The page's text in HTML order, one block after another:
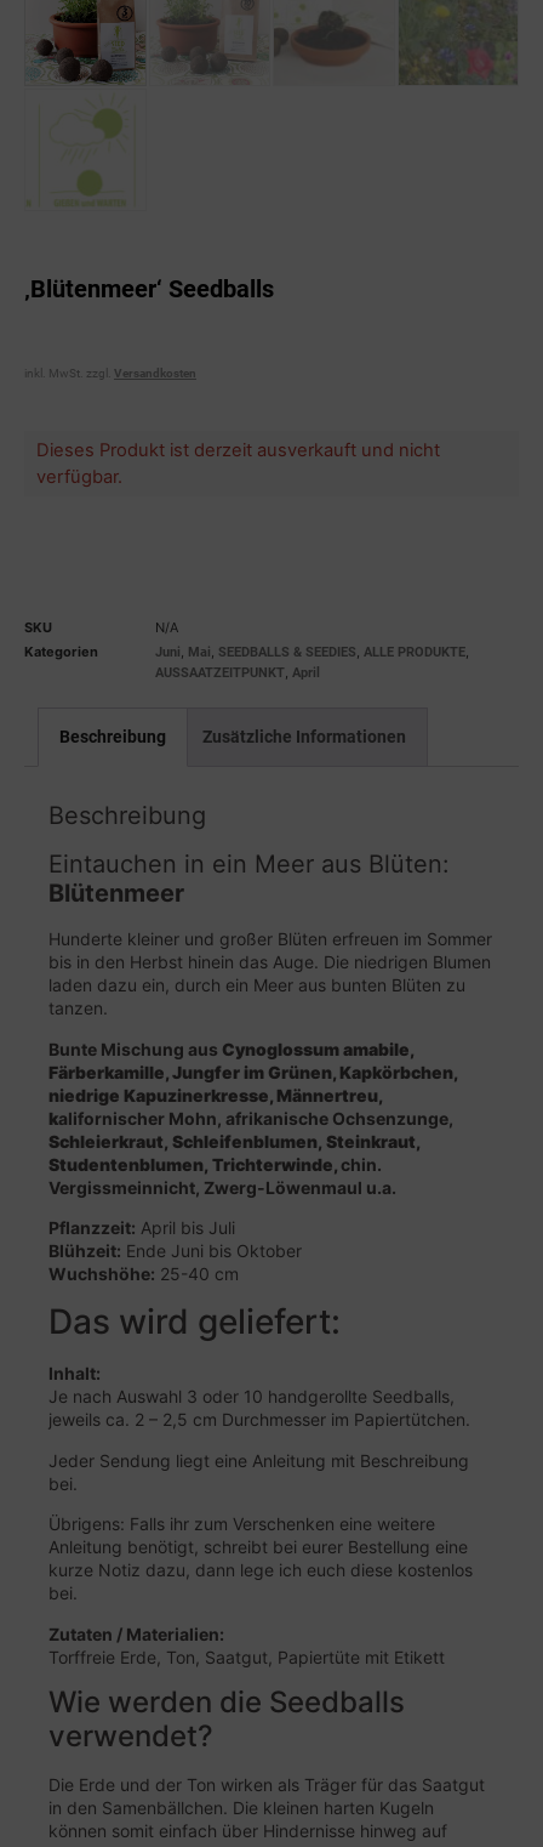
‚Blütenmeer‘ Seedballs
inkl. MwSt. zzgl. Versandkosten
Dieses Produkt ist derzeit ausverkauft und nicht
verfügbar.
SKU
N/A
Kategorien
Juni, Mai, SEEDBALLS & SEEDIES, ALLE PRODUKTE,
AUSSAATZEITPUNKT, April
Beschreibung Zusätzliche Informationen
Beschreibung
Eintauchen in ein Meer aus Blüten:
Blütenmeer
Hunderte kleiner und großer Blüten erfreuen im Sommer
bis in den Herbst hinein das Auge. Die niedrigen Blumen
laden dazu ein, durch ein Meer aus bunten Blüten zu
tanzen.
Bunte Mischung aus Cynoglossum amabile,
Färberkamille, Jungfer im Grünen Kapkörbchen,
niedrige Kapuzinerkresse, Männertreu,
kalifornischer Mohn, afrikanische Ochsenzunge,
Schleierkraut, Schleifenblumen, Steinkraut,
Studentenblumen, Trichterwinde, chin.
Vergissmeinnicht, Zwerg-Löwenmaul u.a.
Pflanzzeit: April bis Juli
Blühzeit: Ende Juni bis Oktober
Wuchshöhe: 25-40 cm
Das wird geliefert:
Inhalt:
Je nach Auswahl 3 oder 10 handgerollte Seedballs,
jeweils ca. 2 – 2,5 cm Durchmesser im Papiertütchen.
Jeder Sendung liegt eine Anleitung mit Beschreibung
bei.
Übrigens: Falls ihr zum Verschenken eine weitere
Anleitung benötigt, schreibt bei eurer Bestellung eine
kurze Notiz dazu, dann lege ich euch diese kostenlos
bei.
Zutaten / Materialien:
Torffreie Erde, Ton, Saatgut, Papiertüte mit Etikett
Wie werden die Seedballs
verwendet?
Die Erde und der Ton wirken als Träger für das Saatgut
in den Samenbällchen. Die kleinen harten Kugeln
können somit einfach über Hindernisse hinweg auf